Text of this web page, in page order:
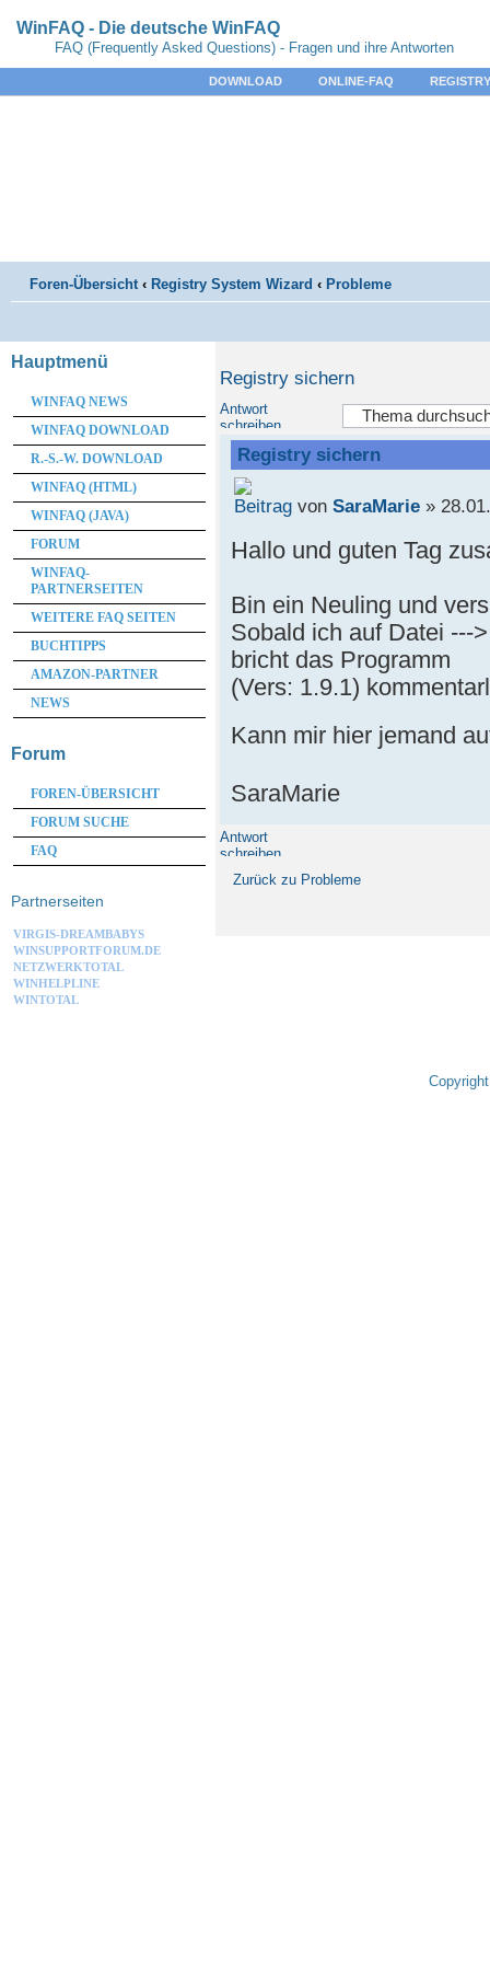
WinFAQ - Die deutsche WinFAQ
FAQ (Frequently Asked Questions) - Fragen und ihre Antworten
DOWNLOAD ONLINE-FAQ
Foren-Übersicht ‹ Registry System Wizard ‹ Probleme
Registry sichern
Antwort
schreiben
Registry sichern
von SaraMarie»
Hallo und guten Tag
Bin ein Neuling und
Sobald ich auf Datei ---
bricht das Programm
(Vers: 1.9.1)
Kann mir hier jemand
SaraMarie
Antwort
schreiben
Zurück zu Probleme
Hauptmenü
WINFAQ NEWS
WINFAQ DOWNLOAD
R.-S.-W. DOWNLOAD
WINFAQ (HTML)
WINFAQ (JAVA)
FORUM
WINFAQ-
PARTNERSEITEN
WEITERE FAQ SEITEN
BUCHTIPPS
AMAZON-PARTNER
NEWS
Forum
FOREN-ÜBERSICHT
FORUM SUCHE
FAQ
Partnerseiten
VIRGIS-DREAMBABYS
WINSUPPORTFORUM.DE
NETZWERKTOTAL
WINHELPLINE
WINTOTAL